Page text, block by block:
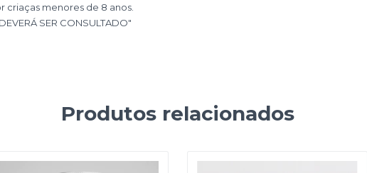
criaças menores de 8 anos.
SER CONSULTADO"
Produtos relacionados